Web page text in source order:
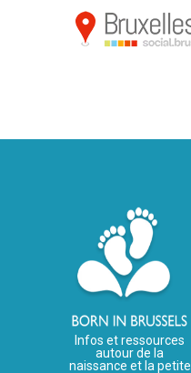
Infos et ressources
autour de la
naissance et la petite